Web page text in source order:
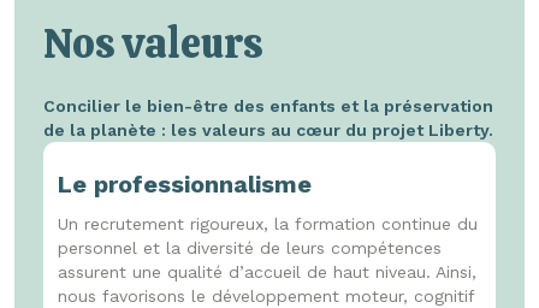
Nos valeurs
Concilier le bien-être des enfants et la préservation
de la planète : les valeurs au cœur du projet Liberty.
Le professionnalisme
Un recrutement rigoureux, la formation continue du
personnel et la diversité de leurs compétences
assurent une qualité d’accueil de haut niveau. Ainsi,
nous favorisons le développement moteur, cognitif